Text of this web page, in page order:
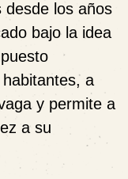
desde los años
bajo la idea
a
y permite a
a su